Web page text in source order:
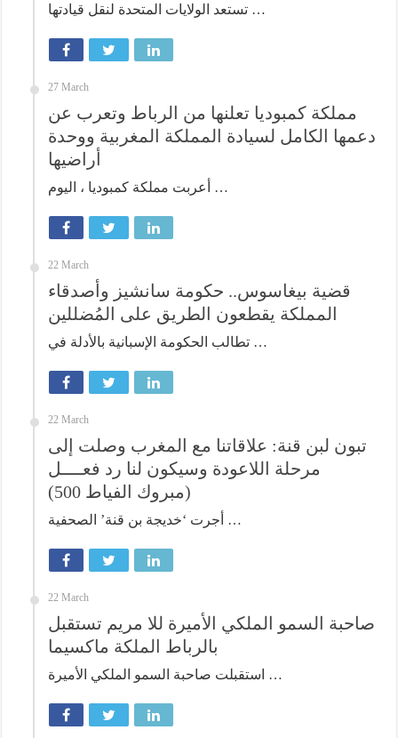
تستعد الولايات المتحدة لنقل قيادتها …
27 March
مملكة كمبوديا تعلنها من الرباط وتعرب عن
دعمها الكامل لسيادة المملكة المغربية ووحدة
أراضيها
أعربت مملكة كمبوديا ، اليوم …
22 March
قضية بيغاسوس.. حكومة سانشيز وأصدقاء
المملكة يقطعون الطريق على المُضللين
تطالب الحكومة الإسبانية بالأدلة في …
22 March
تبون لبن قنة: علاقاتنا مع المغرب وصلت إلى
مرحلة اللاعودة وسيكون لنا رد فعــــل
(مبروك الفياط 500)
أجرت ‘خديجة بن قنة’ الصحفية …
22 March
صاحبة السمو الملكي الأميرة للا مريم تستقبل
بالرباط الملكة ماكسيما
استقبلت صاحبة السمو الملكي الأميرة …